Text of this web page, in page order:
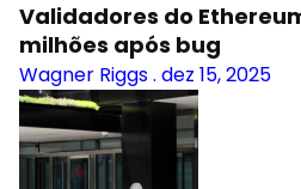
Validadores do
milhões após bug
Wagner Riggs. dez 15, 2025